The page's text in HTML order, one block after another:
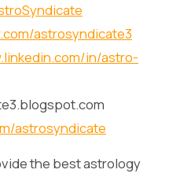
astrosyndicate3
in/astro-
astrosyndicate
the best astrology